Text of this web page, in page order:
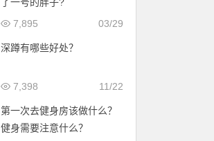
03/29
7,895
深蹲有哪些好处？
11/22
7,398
第一次去健身房该做什么？
健身需要注意什么？